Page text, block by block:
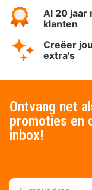
Al 20 jaar
klanten
Creëer
extra's
Ontvang net
promoties en
inbox!